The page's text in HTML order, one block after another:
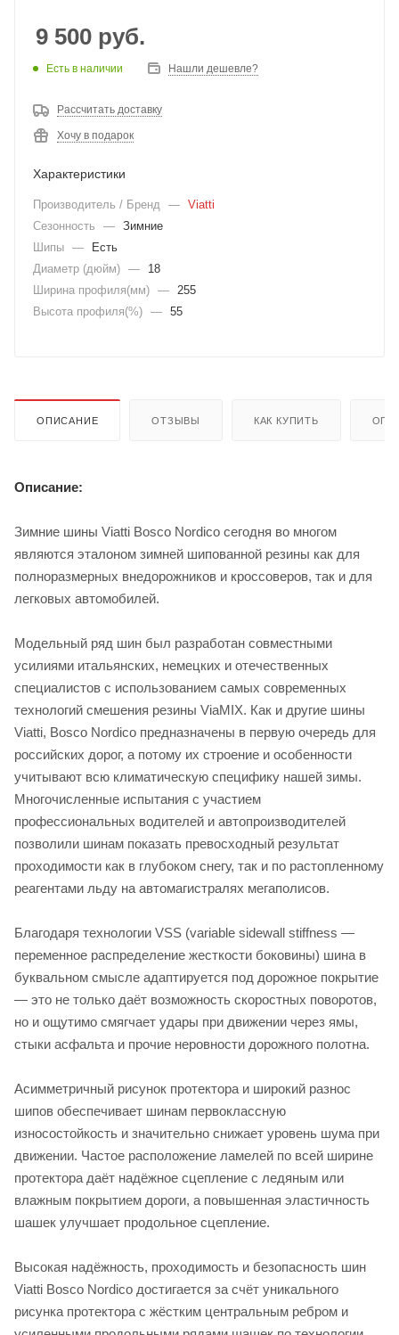
9 500 руб.
Есть в наличии Нашли дешевле?
Рассчитать доставку
Хочу в подарок
Характеристики
Производитель / Бренд — Viatti
Сезонность
— Зимние
Шипы —
Есть
Диаметр (дюйм) —
18
Ширина профиля(мм) — 255
Высота профиля(%) — 55
ОПИСАНИЕ ОТЗЫВЫ КАК КУПИТЬ
Описание:
Зимние шины Viatti Bosco Nordico сегодня во многом
являются эталоном зимней шипованной резины как для
полноразмерных внедорожников и кроссоверов, так и для
легковых автомобилей.
Модельный ряд шин был разработан совместными
усилиями итальянских, немецких и отечественных
специалистов с использованием самых современных
технологий смешения резины ViaMIX. Как и другие шины
Viatti, Bosco Nordico предназначены в первую очередь для
российских дорог, а потому их строение и особенности
учитывают всю климатическую специфику нашей зимы.
Многочисленные испытания с участием
профессиональных водителей и автопроизводителей
позволили шинам показать превосходный результат
проходимости как в глубоком снегу, так и по растопленному
реагентами льду на автомагистралях мегаполисов.
Благодаря технологии VSS (variable sidewall stiffness —
переменное распределение жесткости боковины) шина в
буквальном смысле адаптируется под дорожное покрытие
— это не только даёт возможность скоростных поворотов,
но и ощутимо смягчает удары при движении через ямы,
стыки асфальта и прочие неровности дорожного полотна.
Асимметричный рисунок протектора и широкий разнос
шипов обеспечивает шинам первоклассную
износостойкость и значительно снижает уровень шума при
движении. Частое расположение ламелей по всей ширине
протектора даёт надёжное сцепление с ледяным или
влажным покрытием дороги, а повышенная эластичность
шашек улучшает продольное сцепление.
Высокая надёжность, проходимость и безопасность шин
Viatti Bosco Nordico достигается за счёт уникального
рисунка протектора с жёстким центральным ребром и